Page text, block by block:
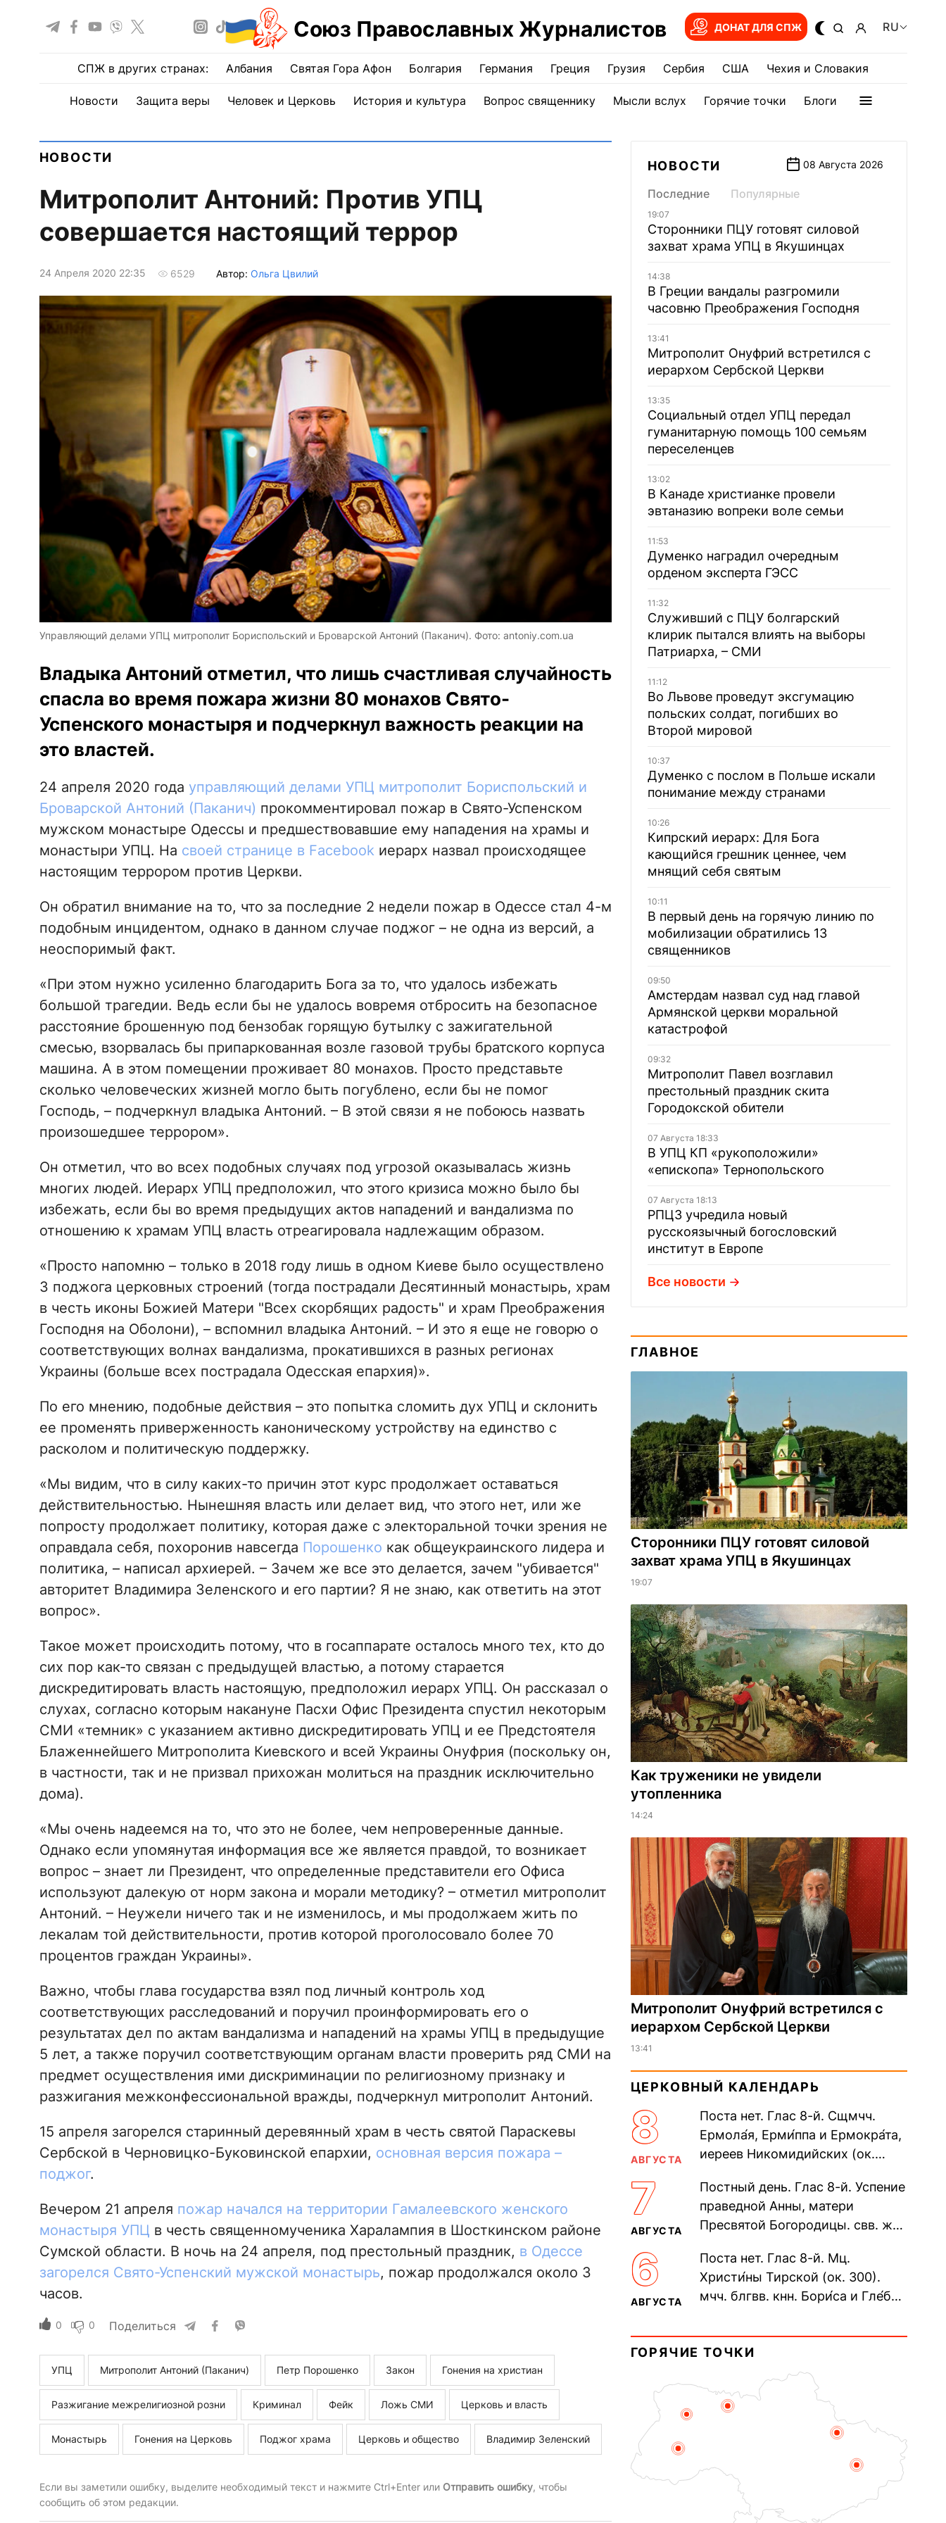
Союз Православных Журналистов ДОНАТ ДЛЯ СПЖ RU
СПЖ в других странах: Албания Святая Гора Афон Болгария Германия Греция Грузия Сербия США Чехия и Словакия
Новости Защита веры Человек и Церковь История и культура Вопрос священнику Мысли вслух Горячие точки Блоги
НОВОСТИ
Митрополит Антоний: Против УПЦ
совершается настоящий террор
24 Апреля 2020 22:35 6529 Автор: Ольга Цвилий
Управляющий делами УПЦ митрополит Бориспольский и Броварской Антоний (Паканич). Фото: antoniy.com.ua
Владыка Антоний отметил, что лишь счастливая случайность
спасла во время пожара жизни 80 монахов Свято-
Успенского монастыря и подчеркнул важность реакции на
это властей.
24 апреля 2020 года управляющий делами УПЦ митрополит Бориспольский и
Броварской Антоний (Паканич) прокомментировал пожар в Свято-Успенском
мужском монастыре Одессы и предшествовавшие ему нападения на храмы и
монастыри УПЦ. На своей странице в Facebookиерарх назвал происходящее
настоящим террором против Церкви.
Он обратил внимание на то, что за последние 2 недели пожар в Одессе стал 4-м
подобным инцидентом, однако в данном случае поджог – не одна из версий, а
неоспоримый факт.
«При этом нужно усиленно благодарить Бога за то, что удалось избежать
большой трагедии. Ведь если бы не удалось вовремя отбросить на безопасное
расстояние брошенную под бензобак горящую бутылку с зажигательной
смесью, взорвалась бы припаркованная возле газовой трубы братского корпуса
машина. А в этом помещении проживает 80 монахов. Просто представьте
сколько человеческих жизней могло быть погублено, если бы не помог
Господь, – подчеркнул владыка Антоний. – В этой связи я не побоюсь назвать
произошедшее террором».
Он отметил, что во всех подобных случаях под угрозой оказывалась жизнь
многих людей. Иерарх УПЦ предположил, что этого кризиса можно было бы
избежать, если бы во время предыдущих актов нападений и вандализма по
отношению к храмам УПЦ власть отреагировала надлежащим образом.
«Просто напомню – только в 2018 году лишь в одном Киеве было осуществлено
3 поджога церковных строений (тогда пострадали Десятинный монастырь, храм
в честь иконы Божией Матери "Всех скорбящих радость" и храм Преображения
Господня на Оболони), – вспомнил владыка Антоний. – И это я еще не говорю о
соответствующих волнах вандализма, прокатившихся в разных регионах
Украины (больше всех пострадала Одесская епархия)».
По его мнению, подобные действия – это попытка сломить дух УПЦ и склонить
ее променять приверженность каноническому устройству на единство с
расколом и политическую поддержку.
«Мы видим, что в силу каких-то причин этот курс продолжает оставаться
действительностью. Нынешняя власть или делает вид, что этого нет, или же
попросту продолжает политику, которая даже с электоральной точки зрения не
оправдала себя, похоронив навсегда Порошенко как общеукраинского лидера и
политика, – написал архиерей. – Зачем же все это делается, зачем "убивается"
авторитет Владимира Зеленского и его партии? Я не знаю, как ответить на этот
вопрос».
Такое может происходить потому, что в госаппарате осталось много тех, кто до
сих пор как-то связан с предыдущей властью, а потому старается
дискредитировать власть настоящую, предположил иерарх УПЦ. Он рассказал о
слухах, согласно которым накануне Пасхи Офис Президента спустил некоторым
СМИ «темник» с указанием активно дискредитировать УПЦ и ее Предстоятеля
Блаженнейшего Митрополита Киевского и всей Украины Онуфрия (поскольку он,
в частности, так и не призвал прихожан молиться на праздник исключительно
дома).
«Мы очень надеемся на то, что это не более, чем непроверенные данные.
Однако если упомянутая информация все же является правдой, то возникает
вопрос – знает ли Президент, что определенные представители его Офиса
используют далекую от норм закона и морали методику? – отметил митрополит
Антоний. – Неужели ничего так и не изменилось, и мы продолжаем жить по
лекалам той действительности, против которой проголосовало более 70
процентов граждан Украины».
Важно, чтобы глава государства взял под личный контроль ход
соответствующих расследований и поручил проинформировать его о
результатах дел по актам вандализма и нападений на храмы УПЦ в предыдущие
5 лет, а также поручил соответствующим органам власти проверить ряд СМИ на
предмет осуществления ими дискриминации по религиозному признаку и
разжигания межконфессиональной вражды, подчеркнул митрополит Антоний.
15 апреля загорелся старинный деревянный храм в честь святой Параскевы
Сербской в Черновицко-Буковинской епархии, основная версия пожара –
поджог.
Вечером 21 апреля пожар начался на территории Гамалеевского женского
монастыря УПЦ в честь священномученика Харалампия в Шосткинском районе
Сумской области. В ночь на 24 апреля, под престольный праздник, в Одессе
загорелся Свято-Успенский мужской монастырь, пожар продолжался около 3
часов.
0 0 Поделиться
УПЦ Митрополит Антоний (Паканич) Петр Порошенко Закон Гонения на христиан
Разжигание межрелигиозной розни Криминал Фейк Ложь СМИ Церковь и власть
Монастырь Гонения на Церковь Поджог храма Церковь и общество Владимир Зеленский
Если вы заметили ошибку, выделите необходимый текст и нажмите Ctrl+Enter или Отправить ошибку, чтобы
сообщить об этом редакции.
НОВОСТИ 08 Августа 2026
Последние Популярные
19:07
Сторонники ПЦУ готовят силовой
захват храма УПЦ в Якушинцах
14:38
В Греции вандалы разгромили
часовню Преображения Господня
13:41
Митрополит Онуфрий встретился с
иерархом Сербской Церкви
13:35
Социальный отдел УПЦ передал
гуманитарную помощь 100 семьям
переселенцев
13:02
В Канаде христианке провели
эвтаназию вопреки воле семьи
11:53
Думенко наградил очередным
орденом эксперта ГЭСС
11:32
Служивший с ПЦУ болгарский
клирик пытался влиять на выборы
Патриарха, – СМИ
11:12
Во Львове проведут эксгумацию
польских солдат, погибших во
Второй мировой
10:37
Думенко с послом в Польше искали
понимание между странами
10:26
Кипрский иерарх: Для Бога
кающийся грешник ценнее, чем
мнящий себя святым
10:11
В первый день на горячую линию по
мобилизации обратились 13
священников
09:50
Амстердам назвал суд над главой
Армянской церкви моральной
катастрофой
09:32
Митрополит Павел возглавил
престольный праздник скита
Городокской обители
07 Августа 18:33
В УПЦ КП «рукоположили»
«епископа» Тернопольского
07 Августа 18:13
РПЦЗ учредила новый
русскоязычный богословский
институт в Европе
Все новости
ГЛАВНОЕ
Сторонники ПЦУ готовят силовой
захват храма УПЦ в Якушинцах
19:07
Как труженики не увидели
утопленника
14:24
Митрополит Онуфрий встретился с
иерархом Сербской Церкви
13:41
ЦЕРКОВНЫЙ КАЛЕНДАРЬ
8
АВГУСТА
Поста нет. Глас 8-й. Сщмчч.
Ермола́я, Ерми́ппа и Ермокра́та,
иереев Никомидийских (ок.
Печерского, в Ближних
пещерах...
7
АВГУСТА
Постный день. Глас 8-й. Успение
праведной Анны, матери
Пресвятой Богородицы. свв. жен
прп. Евпракси́и девы,...
6
АВГУСТА
Поста нет. Глас 8-й. Мц.
Христи́ны Тирской (ок. 300).
мчч. блгвв. кнн. Бори́са и Гле́ба,
Дави́да (1015). Прп....
ГОРЯЧИЕ ТОЧКИ